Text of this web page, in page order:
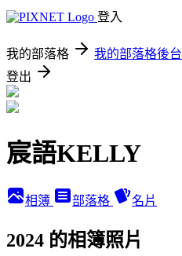
登入
我的部落格 我的部落格後台
登出
宸語KELLY
相簿 部落格 名片
2024 的相簿照片